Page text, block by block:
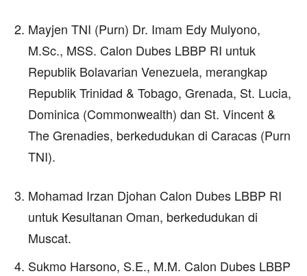
Mayjen TNI (Purn) Dr. Imam Edy Mulyono,
M.Sc., MSS. Calon Dubes LBBP RI untuk
Republik Bolavarian Venezuela, merangkap
Republik Trinidad & Tobago, Grenada, St. Lucia,
Dominica (Commonwealth) dan St. Vincent &
The Grenadies, berkedudukan di Caracas (Purn
TNI).
Mohamad Irzan Djohan Calon Dubes LBBP RI
untuk Kesultanan Oman, berkedudukan di
Muscat.
Sukmo Harsono, S.E., M.M. Calon Dubes LBBP